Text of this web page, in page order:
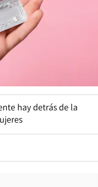
hay detrás de la